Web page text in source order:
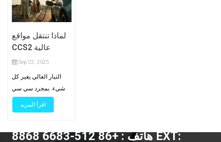
لماذا تنتقل مواقع
CCS2 عالية
الطاقة إلى
بالسائل
Sep 22, 2025
التيار العالي يغير كل
شيء. بمجرد سي سي
إس 2 يهدف الموقع إلى
ما يتجاوز نطاق 300
الطويلة، حيث تُصبح
اقرأ المزيد
هاتف : +86 512-6683 8868 EXT: